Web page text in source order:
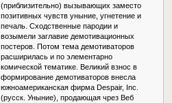
(приблизительно) вызывающих заместо
позитивных чувств уныние, угнетение и
печаль. Сходственные пародии и
возымели заглавие демотивационных
постеров. Потом тема демотиваторов
расширилась и по элементарно
комической тематике. Великий взнос в
формирование демотиваторов внесла
южноамериканская фирма Despair, Inc.
(русск. Уныние), продающая чрез Веб